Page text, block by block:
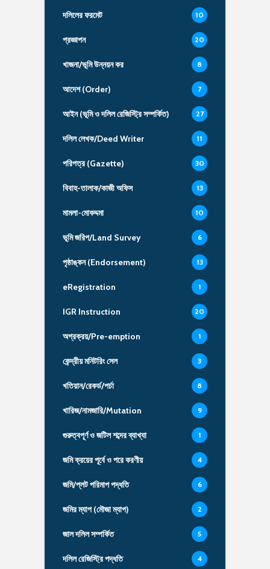
দলিলের ফরমেট 10
প্রজ্ঞাপন 20
খাজনা/ভূমি উন্নয়ন কর 8
আদেশ (Order) 7
আইন (ভূমি ও দলিল রেজিস্ট্রি সম্পর্কিত) 27
দলিল লেখক/Deed Writer 11
পরিপত্র (Gazette) 30
বিবাহ-তালাক/কাজী অফিস 13
মামলা-মোকদ্দমা 10
ভূমি জরিপ/Land Survey 6
পৃষ্ঠাঙ্কন (Endorsement) 13
eRegistration 1
IGR Instruction 20
অগ্রক্রয়/Pre-emption 1
কেন্দ্রীয় মনিটরিং সেল 3
খতিয়ান/রেকর্ড/পর্চা 8
খারিজ/নামজারি/Mutation 9
গুরুত্বপূর্ণ ও জটিল শব্দের ব্যাখ্যা 1
জমি ক্রয়ের পূর্বে ও পরে করণীয় 4
জমি/প্লট পরিমাপ পদ্ধতি 6
জমির ম্যাপ (মৌজা ম্যাপ) 2
জাল দলিল সম্পর্কিত 5
দলিল রেজিস্ট্রি পদ্ধতি 4